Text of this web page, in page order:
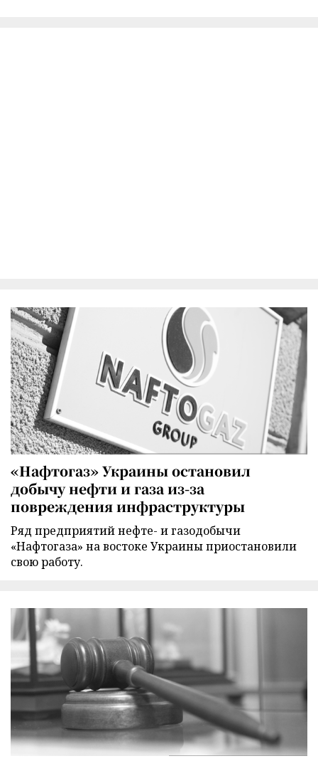
«Нафтогаз» Украины остановил
добычу нефти и газа из-за
повреждения инфраструктуры
Ряд предприятий нефте- и газодобычи
«Нафтогаза» на востоке Украины приостановили
свою работу.